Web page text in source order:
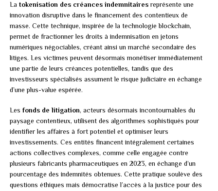
La tokenisation des créances indemnitairesreprésente une
innovation disruptive dans le financement des contentieux de
masse. Cette technique, inspirée de la technologie blockchain,
permet de fractionner les droits à indemnisation en jetons
numériques négociables, créant ainsi un marché secondaire des
litiges. Les victimes peuvent désormais monétiser immédiatement
une partie de leurs créances potentielles, tandis que des
investisseurs spécialisés assument le risque judiciaire en échange
d’une plus-value espérée.
Les fonds de litigation, acteurs désormais incontournables du
paysage contentieux, utilisent des algorithmes sophistiqués pour
identifier les affaires à fort potentiel et optimiser leurs
investissements. Ces entités financent intégralement certaines
actions collectives complexes, comme celle engagée contre
plusieurs fabricants pharmaceutiques en 2023, en échange d’un
pourcentage des indemnités obtenues. Cette pratique soulève des
questions éthiques mais démocratise l’accès à la justice pour des